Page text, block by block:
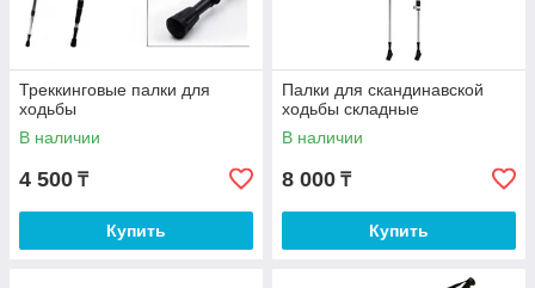
Треккинговые палки для
ходьбы
В наличии
4 500 ₸
Купить
Палки для скандинавской
ходьбы складные
В наличии
8 000 ₸
Купить